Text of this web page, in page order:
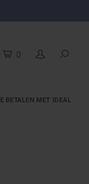
0
BETALEN MET IDEAL